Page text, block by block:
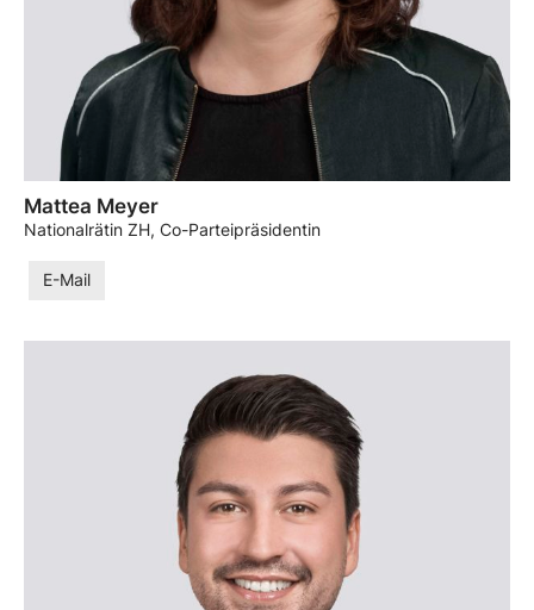
Mattea Meyer
Nationalrätin ZH, Co-Parteipräsidentin
E-Mail